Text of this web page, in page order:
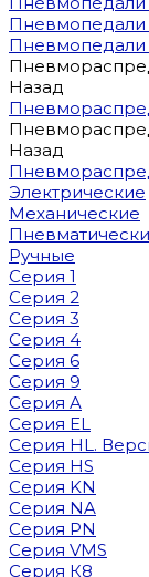
Пневмопедали
Пневмопедали
Назад
Назад
Электрические
Механические
Ручные
Серия 1
Серия 2
Серия 3
Серия 4
Серия 6
Серия 9
Серия A
Серия EL
Серия HL.
Серия HS
Серия KN
Серия NA
Серия PN
Серия VMS
Серия К8